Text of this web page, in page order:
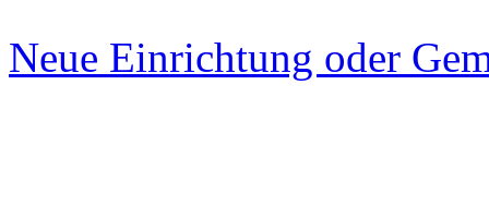
Neue Einrichtung oder